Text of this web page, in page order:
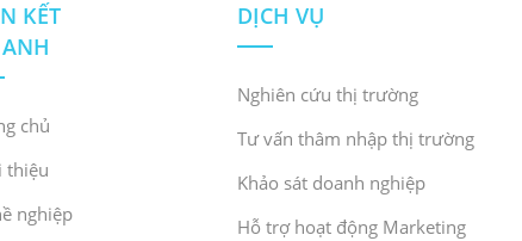
KẾT
chủ
thiệu
nghiệp
DỊCH VỤ
Nghiên cứu thị trường
Tư vấn thâm nhập thị trường
Khảo sát doanh nghiệp
Hỗ trợ hoạt động Marketing